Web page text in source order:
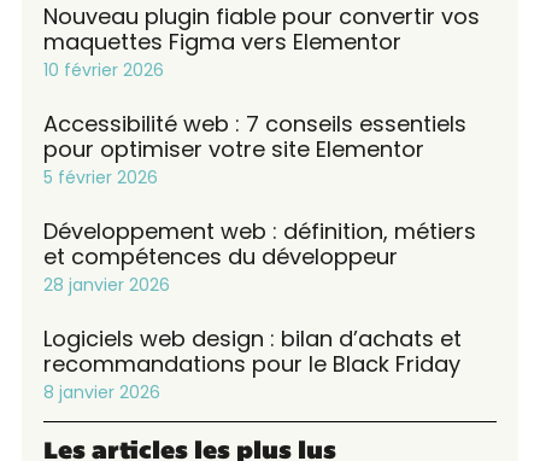
Nouveau plugin fiable pour convertir vos
maquettes Figma vers Elementor
10 février 2026
Accessibilité web : 7 conseils essentiels
pour optimiser votre site Elementor
5 février 2026
Développement web : définition, métiers
et compétences du développeur
28 janvier 2026
Logiciels web design : bilan d’achats et
recommandations pour le Black Friday
8 janvier 2026
Les articles les plus lus